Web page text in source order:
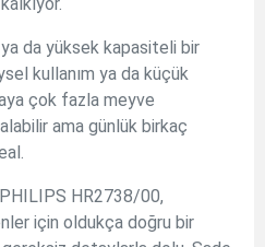
da yüksek kapasiteli bir
kullanım ya da küçük
çok fazla meyve
ama günlük birkaç
PHILIPS HR2738/00,
için oldukça doğru bir